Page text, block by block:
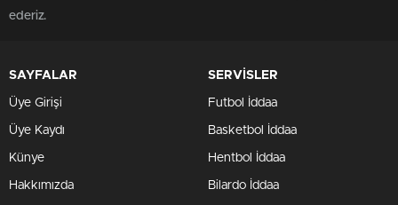
ederiz.
SAYFALAR
Üye Girişi
Üye Kaydı
Künye
Hakkımızda
SERVİSLER
Futbol İddaa
Basketbol İddaa
Hentbol İddaa
Bilardo İddaa